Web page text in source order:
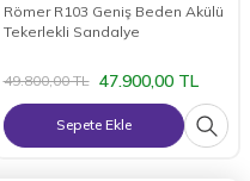
Römer R103 Geniş Beden Akülü
Tekerlekli Sandalye
49.800,00TL 47.900,00TL
Sepete Ekle